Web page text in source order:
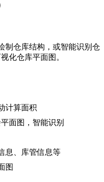
制仓库结构，或智能识别仓
化仓库平面图。
计算面积
面图，智能识别
息、库管信息等
图